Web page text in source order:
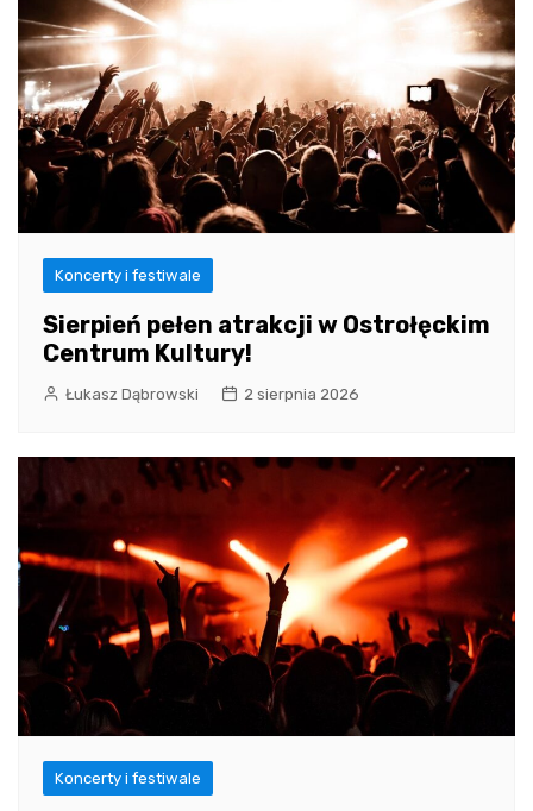
Koncerty i festiwale
Sierpień pełen atrakcji w Ostrołęckim
Centrum Kultury!
Łukasz Dąbrowski 2 sierpnia 2026
Koncerty i festiwale